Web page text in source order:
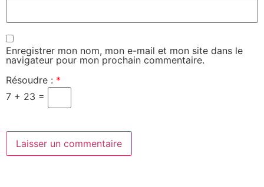
Enregistrer mon nom, mon e-mail et mon site dans le
navigateur pour mon prochain commentaire.
Résoudre : *
7 + 23 =